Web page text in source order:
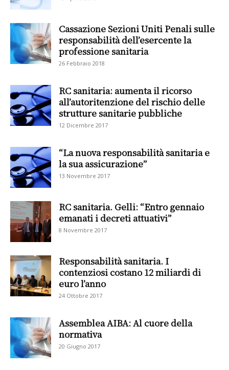
Cassazione Sezioni Uniti Penali sulle
responsabilità dell’esercente la
professione sanitaria
26 Febbraio 2018
RC sanitaria: aumenta il ricorso
all’autoritenzione del rischio delle
strutture sanitarie pubbliche
12 Dicembre 2017
“La nuova responsabilità sanitaria e
la sua assicurazione”
13 Novembre 2017
RC sanitaria. Gelli: “Entro gennaio
emanati i decreti attuativi”
8 Novembre 2017
Responsabilità sanitaria. I
contenziosi costano 12 miliardi di
euro l’anno
24 Ottobre 2017
Assemblea AIBA: Al cuore della
normativa
20 Giugno 2017